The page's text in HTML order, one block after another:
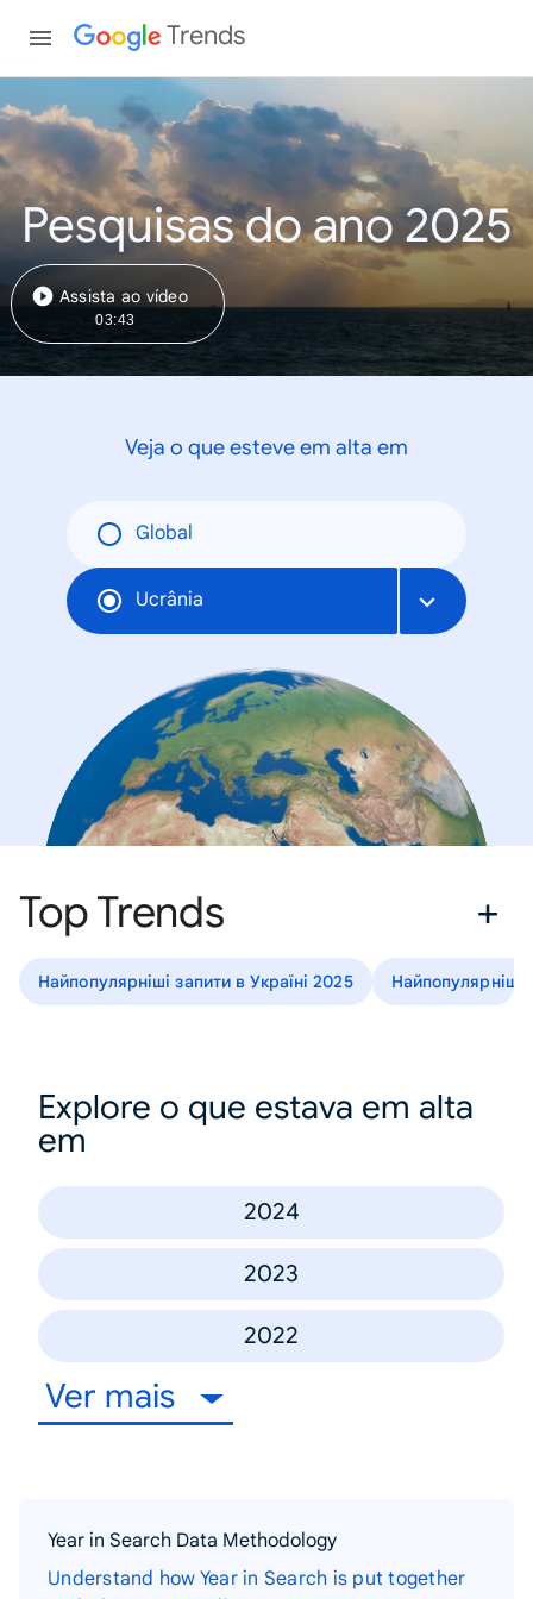
Trends
Pesquisas do ano 2025
Assista ao vídeo
03:43
Veja o que esteve em alta em
Global
Ucrânia
Top Trends
Найпопулярніші запити в Україні 2025 Найпопулярніші
Explore o que estava em alta
em
2024
2023
2022
Ver mais
Year in Search Data Methodology
Understand how Year in Search is put together